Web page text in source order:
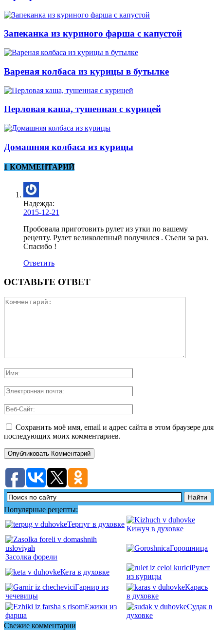
Запеканка из куриного фарша с капустой
Вареная колбаса из курицы в бутылке
Перловая каша, тушенная с курицей
Домашняя колбаса из курицы
1 КОММЕНТАРИЙ
Надежда:
2015-12-21
Пробовала приготовить рулет из утки по вашему
рецепту. Рулет великолепный получился . Съели за раз.
Спасибо !
Ответить
ОСТАВЬТЕ ОТВЕТ
Сохранить моё имя, email и адрес сайта в этом браузере для
последующих моих комментариев.
Популярные рецепты:
Терпуг в духовке
Кижуч в духовке
Засолка форели
Горошница
Кета в духовке
Рулет
из курицы
Гарнир из
чечевицы
Карась
в духовке
Ежики из
фарша
Судак в
духовке
Свежие комментарии